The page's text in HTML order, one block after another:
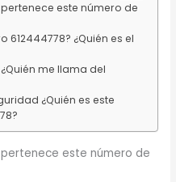
pertenece este número de
612444778? ¿Quién es el
me llama del
¿Quién es este
este número de